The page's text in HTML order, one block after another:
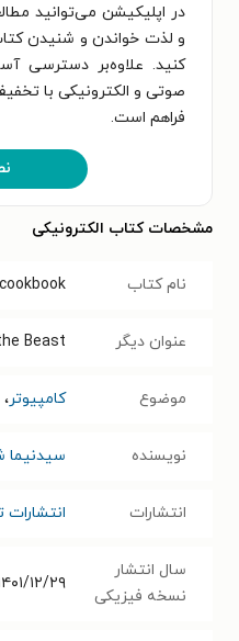
در اپلیکیشن می‌توانید
و لذت خواندن و شنیدن
کنید. علاوه‌بر دسترسی
صوتی و الکترونیکی با
فراهم است.
مشخصات کتاب الکترونیکی
نام کتاب
عنوان دیگر Beast
موضوع کامپیوتر،
نویسنده سیدنیما
انتشارات انتشارات
سال انتشار
نسخه فیزیکی
۱۴۰۱/۱۲/